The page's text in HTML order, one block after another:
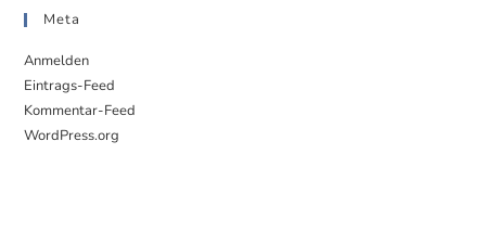
Meta
Anmelden
Eintrags-Feed
Kommentar-Feed
WordPress.org